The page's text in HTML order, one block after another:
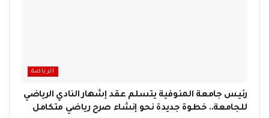
الرياضة
رئيس جامعة المنوفية يتسلم عقد إشهار النادي الرياضي
للجامعة.. خطوة جديدة نحو إنشاء صرح رياضي متكامل